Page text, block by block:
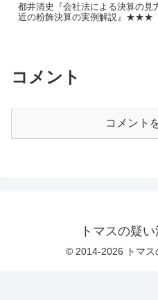
都井清史『会社法による決算の見
近の粉飾決算の実例解説』★★★
コメント
コメント
トマスの疑
© 2014-2026 トマス